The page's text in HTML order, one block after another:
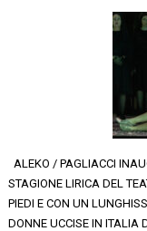
ALEKO / PAGLIACCI
STAGIONE LIRICA DEL
PIEDI E CON UN
DONNE UCCISE IN